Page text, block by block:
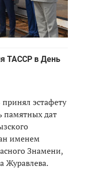
ТАССР в День
принял эстафету
памятных дат
именем
Знамени,
Журавлева.